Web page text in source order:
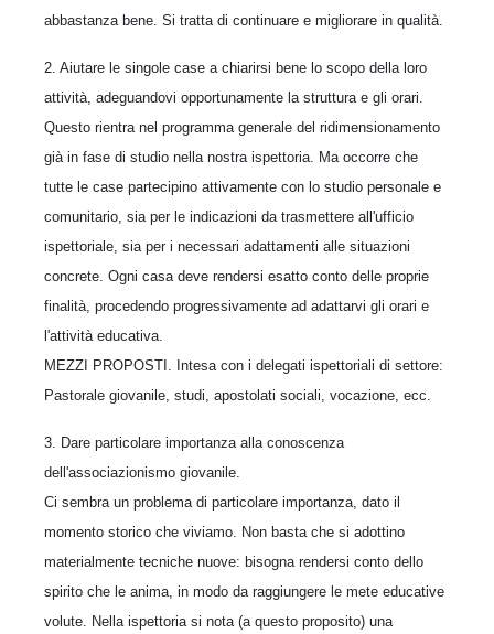
abbastanza bene. Si tratta di continuare e migliorare in qualità.
2. Aiutare le singole case a chiarirsi bene lo scopo della loro
attività, adeguandovi opportunamente la struttura e gli orari.
Questo rientra nel programma generale del ridimensionamento
già in fase di studio nella nostra ispettoria. Ma occorre che
tutte le case partecipino attivamente con lo studio personale e
comunitario, sia per le indicazioni da trasmettere all'ufficio
ispettoriale, sia per i necessari adattamenti alle situazioni
concrete. Ogni casa deve rendersi esatto conto delle proprie
finalità, procedendo progressivamente ad adattarvi gli orari e
l'attività educativa.
MEZZI PROPOSTI. Intesa con i delegati ispettoriali di settore:
Pastorale giovanile, studi, apostolati sociali, vocazione, ecc.
3. Dare particolare importanza alla conoscenza
dell'associazionismo giovanile.
Ci sembra un problema di particolare importanza, dato il
momento storico che viviamo. Non basta che si adottino
materialmente tecniche nuove: bisogna rendersi conto dello
spirito che le anima, in modo da raggiungere le mete educative
volute. Nella ispettoria si nota (a questo proposito) una